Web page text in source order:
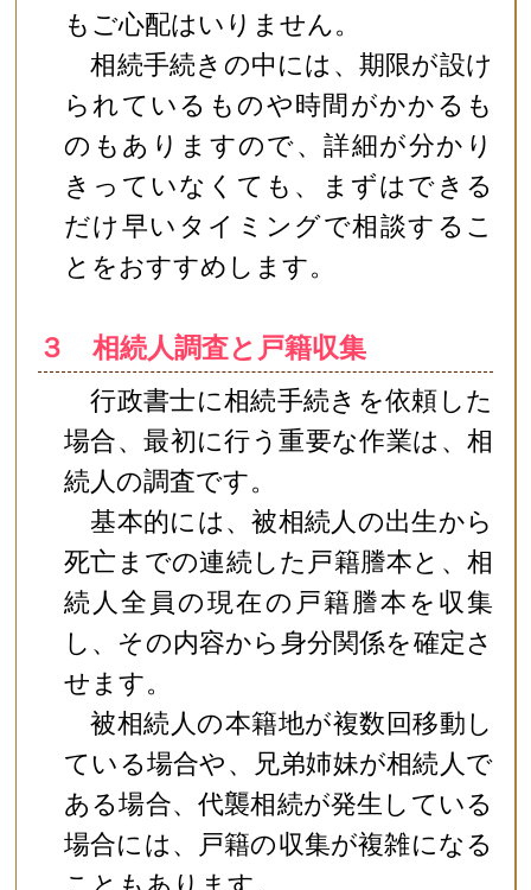
もご心配はいりません。
相続手続きの中には、期限が設け
られているものや時間がかかるも
のもありますので、詳細が分かり
きっていなくても、まずはできる
だけ早いタイミングで相談するこ
とをおすすめします。
３ 相続人調査と戸籍収集
行政書士に相続手続きを依頼した
場合、最初に行う重要な作業は、相
続人の調査です。
基本的には、被相続人の出生から
死亡までの連続した戸籍謄本と、相
続人全員の現在の戸籍謄本を収集
し、その内容から身分関係を確定さ
せます。
被相続人の本籍地が複数回移動し
ている場合や、兄弟姉妹が相続人で
ある場合、代襲相続が発生している
場合には、戸籍の収集が複雑になる